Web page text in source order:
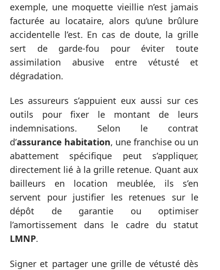
exemple, une moquette vieillie n’est jamais
facturée au locataire, alors qu’une brûlure
accidentelle l’est. En cas de doute, la grille
sert de garde-fou pour éviter toute
assimilation abusive entre vétusté et
dégradation.
Les assureurs s’appuient eux aussi sur ces
outils pour fixer le montant de leurs
indemnisations. Selon le contrat
d’assurance habitation, une franchise ou un
abattement spécifique peut s’appliquer,
directement lié à la grille retenue. Quant aux
bailleurs en location meublée, ils s’en
servent pour justifier les retenues sur le
dépôt de garantie ou optimiser
l’amortissement dans le cadre du statut
LMNP.
Signer et partager une grille de vétusté dès